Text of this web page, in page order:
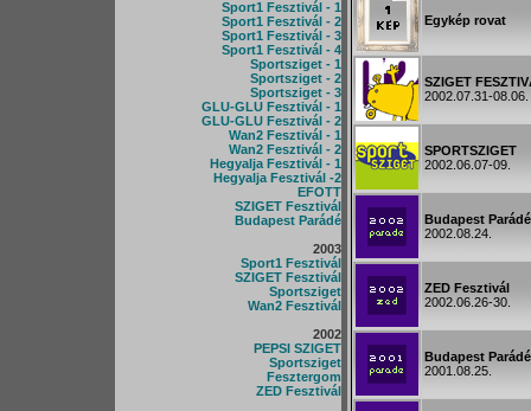
Sport1 Fesztivál - 1
Sport1 Fesztivál - 2
Sport1 Fesztivál - 3
Sport1 Fesztivál - 4
Sportsziget - 1
Sportsziget - 2
Sportsziget - 3
GLU-GLU Fesztivál - 1
GLU-GLU Fesztivál - 2
Wan2 Fesztivál - 1
Wan2 Fesztivál - 2
Hegyalja Fesztivál - 1
Hegyalja Fesztivál -2
EFOTT
SZIGET Fesztivál
Budapest Parádé
2003
Sport1 Fesztivál
SZIGET Fesztivál
Sportsziget
Wan2 Fesztivál
2002
PEPSI SZIGET
Sportsziget
Fesztergom
ZED Fesztivál
Egykép rovat
SZIGET
2002.07.31-08.06.
SPORTSZIGET
2002.06.07-09.
Budapest Parádé
2002.08.24.
ZED Fesztivál
2002.06.26-30.
Budapest Parádé
2001.08.25.